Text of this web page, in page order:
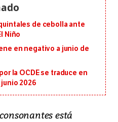
de cebolla ante
Niño
en negativo a junio de
la OCDE se traduce en
2026
está